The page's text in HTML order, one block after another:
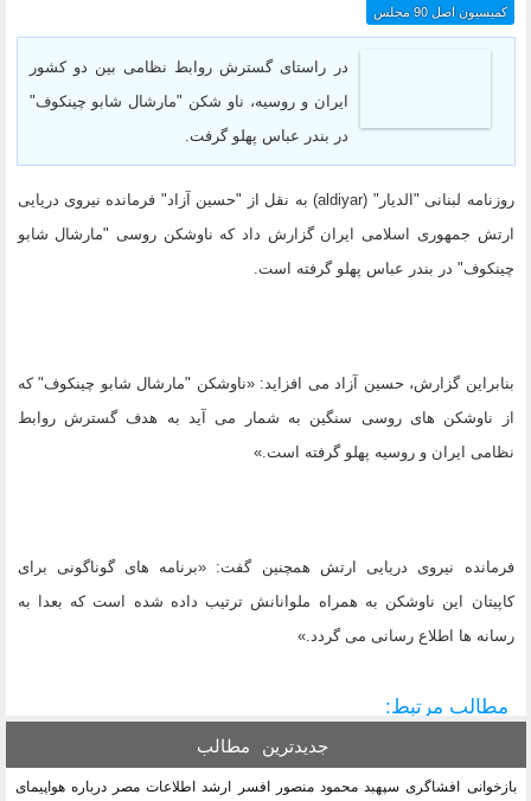
کمیسیون اصل 90 مجلس
در راستای گسترش روابط نظامی بین دو کشور
ایران و روسیه، ناو شکن "مارشال شابو چینکوف"
در بندر عباس پهلو گرفت.
روزنامه لبنانی "الدیار" (aldiyar) به نقل از "حسین آزاد" فرمانده نیروی دریایی
ارتش جمهوری اسلامی ایران گزارش داد که ناوشکن روسی "مارشال شابو
چینکوف" در بندر عباس پهلو گرفته است.
بنابراین گزارش، حسین آزاد می افزاید: «ناوشکن "مارشال شابو چینکوف" که
از ناوشکن های روسی سنگین به شمار می آید به هدف گسترش روابط
نظامی ایران و روسیه پهلو گرفته است.»
فرمانده نیروی دریایی ارتش همچنین گفت: «برنامه های گوناگونی برای
کاپیتان این ناوشکن به همراه ملوانانش ترتیب داده شده است که بعدا به
رسانه ها اطلاع رسانی می گردد.»
مطالب مرتبط:
جدیدترین مطالب
بازخوانی افشاگری سپهبد محمود منصور افسر ارشد اطلاعات مصر درباره هواپیمای